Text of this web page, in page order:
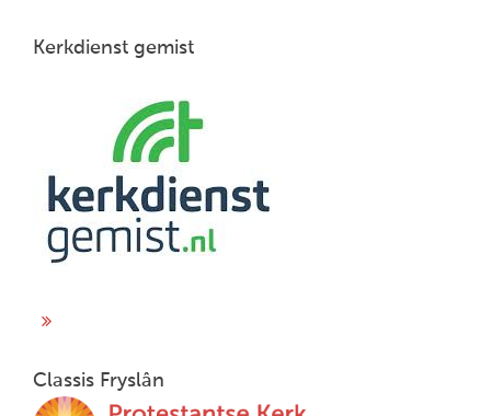
Kerkdienst gemist
Classis Fryslân